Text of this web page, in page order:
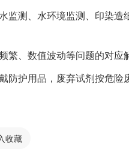
监测、水环境监测、印染造
繁、数值波动等问题的对应
防护用品，废弃试剂按危险
收藏